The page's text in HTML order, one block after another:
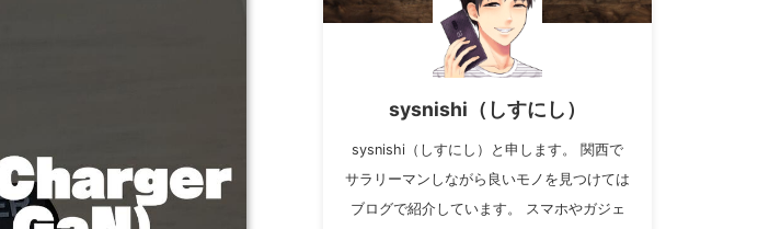
sysnishi（しすにし）
sysnishi（しすにし）と申します。 関西で
サラリーマンしながら良いモノを見つけては
ブログで紹介しています。 スマホやガジェ